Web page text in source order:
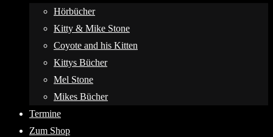
Hörbücher
Kitty & Mike Stone
Coyote and his Kitten
Kittys Bücher
Mel Stone
Mikes Bücher
Termine
Zum Shop